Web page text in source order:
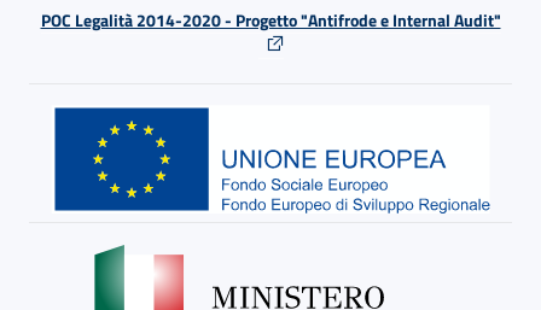
POC Legalità 2014-2020 - Progetto "Antifrode e Internal Audit"